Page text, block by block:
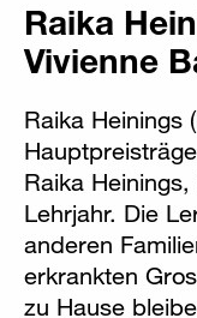
Raika
Vivienne
Raika Heinings
Raika
Lehrjahr. Die
anderen
erkrankten
zu Hause